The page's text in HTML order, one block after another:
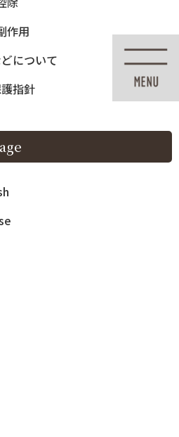
アクセス
作用
について
指針